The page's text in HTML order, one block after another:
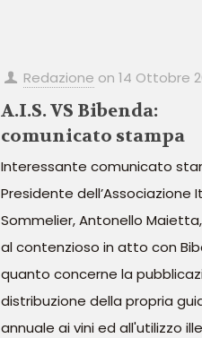
Redazione on14 Ottobre
A.I.S. VS Bibenda:
comunicato stampa
Interessante comunicato
Presidente dell’Associazione
Sommelier, Antonello
al contenzioso in atto con
quanto concerne la
distribuzione della propria
annuale ai vini ed all'utilizzo